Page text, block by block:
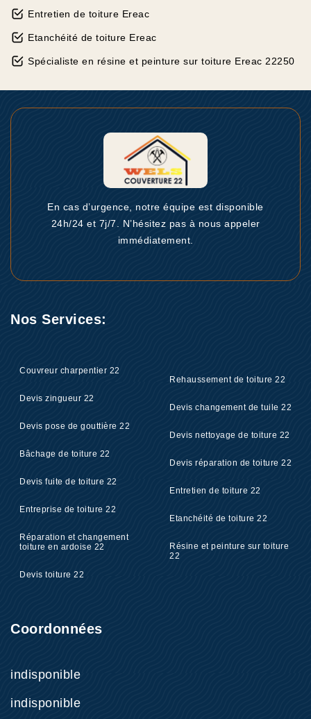
Entretien de toiture Ereac
Etanchéité de toiture Ereac
Spécialiste en résine et peinture sur toiture Ereac 22250
En cas d’urgence, notre équipe est disponible
24h/24 et 7j/7. N’hésitez pas à nous appeler
immédiatement.
Nos Services:
Couvreur charpentier 22
Devis zingueur 22
Devis pose de gouttière 22
Bâchage de toiture 22
Devis fuite de toiture 22
Entreprise de toiture 22
Réparation et changement
toiture en ardoise 22
Devis toiture 22
Rehaussement de toiture 22
Devis changement de tuile 22
Devis nettoyage de toiture 22
Devis réparation de toiture 22
Entretien de toiture 22
Etanchéité de toiture 22
Résine et peinture sur toiture
22
Coordonnées
indisponible
indisponible